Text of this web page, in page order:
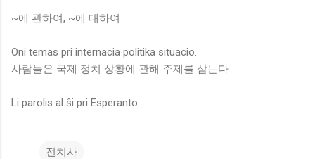
~에 관하여, ~에 대하여
Oni temas pri internacia politika situacio.
사람들은 국제 정치 상황에 관해 주제를 삼는다.
Li parolis al ŝi pri Esperanto.
전치사